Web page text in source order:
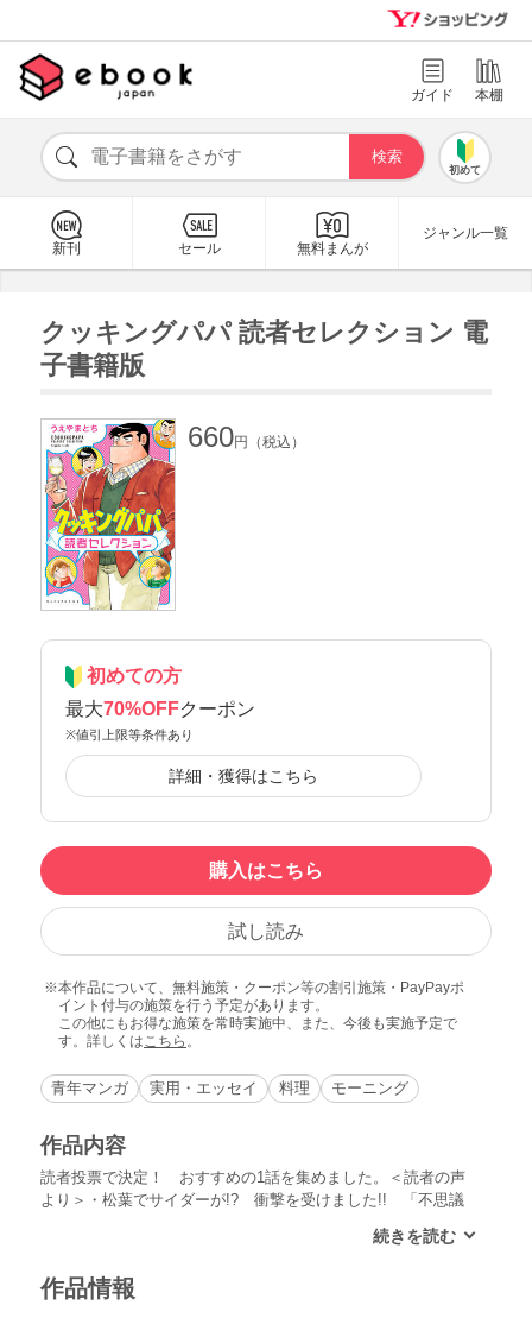
ガイド 本棚
初めて
新刊 セール 無料まんが
ジャンル一覧
クッキングパパ 読者セレクション 電
子書籍版
660円（税込）
初めての方
最大70%OFFクーポン
※値引上限等条件あり
詳細・獲得はこちら
購入はこちら
試し読み
本作品について、無料施策・クーポン等の割引施策・PayPayポ
イント付与の施策を行う予定があります。
この他にもお得な施策を常時実施中、また、今後も実施予定で
す。詳しくはこちら 。
青年マンガ 実用・エッセイ 料理 モーニング
作品内容
読者投票で決定！ おすすめの1話を集めました。＜読者の声
より＞・松葉でサイダーが!? 衝撃を受けました!! 「不思議
わしたい。「じいちゃんの好きな菜の花のファルファーレ」
スソース＆ハヤシライス」などなど。クッキングパパにとっ
作品情報